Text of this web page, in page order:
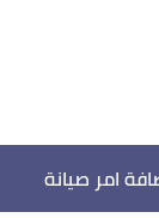
امر صيانة